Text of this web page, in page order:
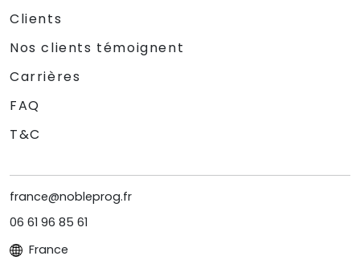
Clients
Nos clients témoignent
Carrières
FAQ
T&C
france@nobleprog.fr
06 61 96 85 61
France